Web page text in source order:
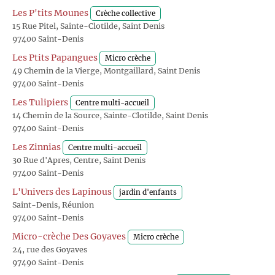
Les P'tits Mounes Crèche collective
15 Rue Pitel, Sainte-Clotilde, Saint Denis
97400 Saint-Denis
Les Ptits Papangues Micro crèche
49 Chemin de la Vierge, Montgaillard, Saint Denis
97400 Saint-Denis
Les Tulipiers Centre multi-accueil
14 Chemin de la Source, Sainte-Clotilde, Saint Denis
97400 Saint-Denis
Les Zinnias Centre multi-accueil
30 Rue d'Apres, Centre, Saint Denis
97400 Saint-Denis
L'Univers des Lapinous jardin d'enfants
Saint-Denis, Réunion
97400 Saint-Denis
Micro-crèche Des Goyaves Micro crèche
24, rue des Goyaves
97490 Saint-Denis